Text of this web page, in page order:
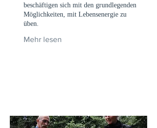
beschäftigen sich mit den grundlegenden
Möglichkeiten, mit Lebensenergie zu
üben.
Mehr lesen